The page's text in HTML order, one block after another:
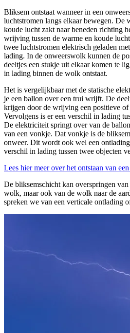
Bliksem ontstaat wanneer in een
luchtstromen langs elkaar bewegen. De
koude lucht zakt naar beneden richting
wrijving tussen de warme en koude
twee luchtstromen elektrisch geladen
lading. In de onweerswolk kunnen de
deeltjes een stukje uit elkaar komen te
in lading binnen de wolk ontstaat.
Het is vergelijkbaar met de statische
je een ballon over een trui wrijft. De
krijgen door de wrijving een positieve of
Vervolgens is er een verschil in lading
De elektriciteit springt over van de
van een vonkje. Dat vonkje is de
onweer. Dit wordt ook wel een
verschil in lading tussen twee objecten
Lees hier meer over het ontstaan van
De bliksemschicht kan overspringen van
wolk, maar ook van de wolk naar de
spreken we van een verticale ontlading